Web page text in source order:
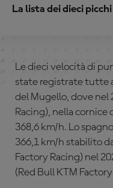
La lista dei dieci
Le dieci velocità di
state registrate tutte
del Mugello, dove nel
Racing), nella
368,6 km/h. Lo
366,1 km/h stabilito
Factory Racing) nel
(Red Bull KTM